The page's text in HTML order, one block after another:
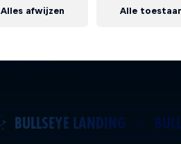
BULLSEYE LANDING
Alles afwijzen Alle